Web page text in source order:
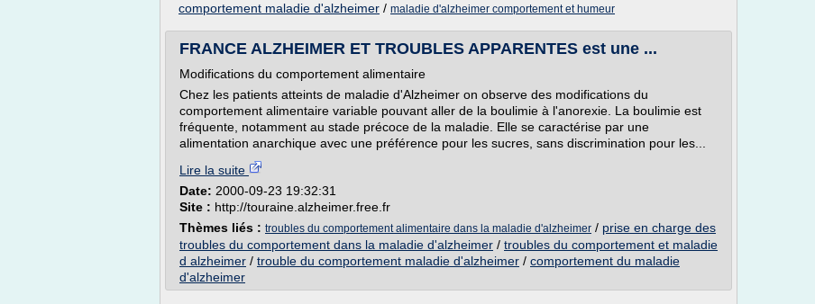
comportement maladie d'alzheimer / maladie d'alzheimer comportement et humeur
FRANCE ALZHEIMER ET TROUBLES APPARENTES est une ...
Modifications du comportement alimentaire
Chez les patients atteints de maladie d'Alzheimer on observe des modifications du
comportement alimentaire variable pouvant aller de la boulimie à l'anorexie. La boulimie est
fréquente, notamment au stade précoce de la maladie. Elle se caractérise par une
alimentation anarchique avec une préférence pour les sucres, sans discrimination pour les...
Lire la suite
Date: 2000-09-23 19:32:31
Site : http://touraine.alzheimer.free.fr
Thèmes liés : troubles du comportement alimentaire dans la maladie d'alzheimer / prise en charge des
troubles du comportement dans la maladie d'alzheimer / troubles du comportement et maladie
d alzheimer / trouble du comportement maladie d'alzheimer / comportement du maladie
d'alzheimer